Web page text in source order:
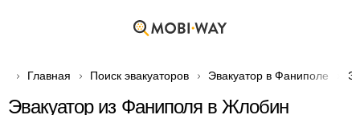
Главная Поиск эвакуаторов Эвакуатор в Фаниполе
Эвакуатор из Фаниполя в Жлобин